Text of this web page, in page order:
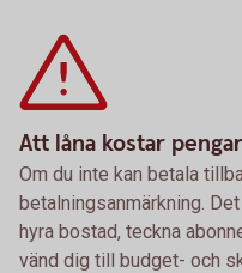
Att låna kostar
Om du inte kan betala
betalningsanmärkning.
hyra bostad, teckna
vänd dig till budget- och